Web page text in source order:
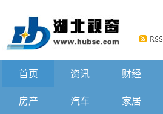
首页 资讯 财经
房产 汽车 家居